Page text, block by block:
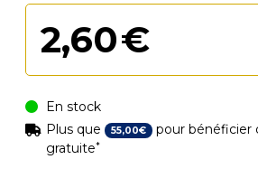
2,60€
En stock
Plus que
55,00€ pour bénéficier
gratuite*